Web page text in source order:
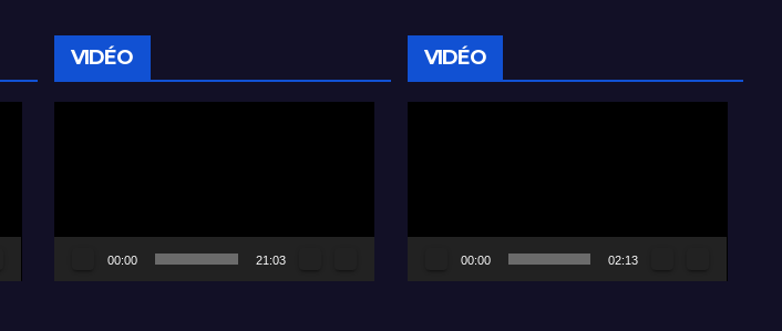
VIDÉO
00:00 21:03
VIDÉO
00:00 02:13